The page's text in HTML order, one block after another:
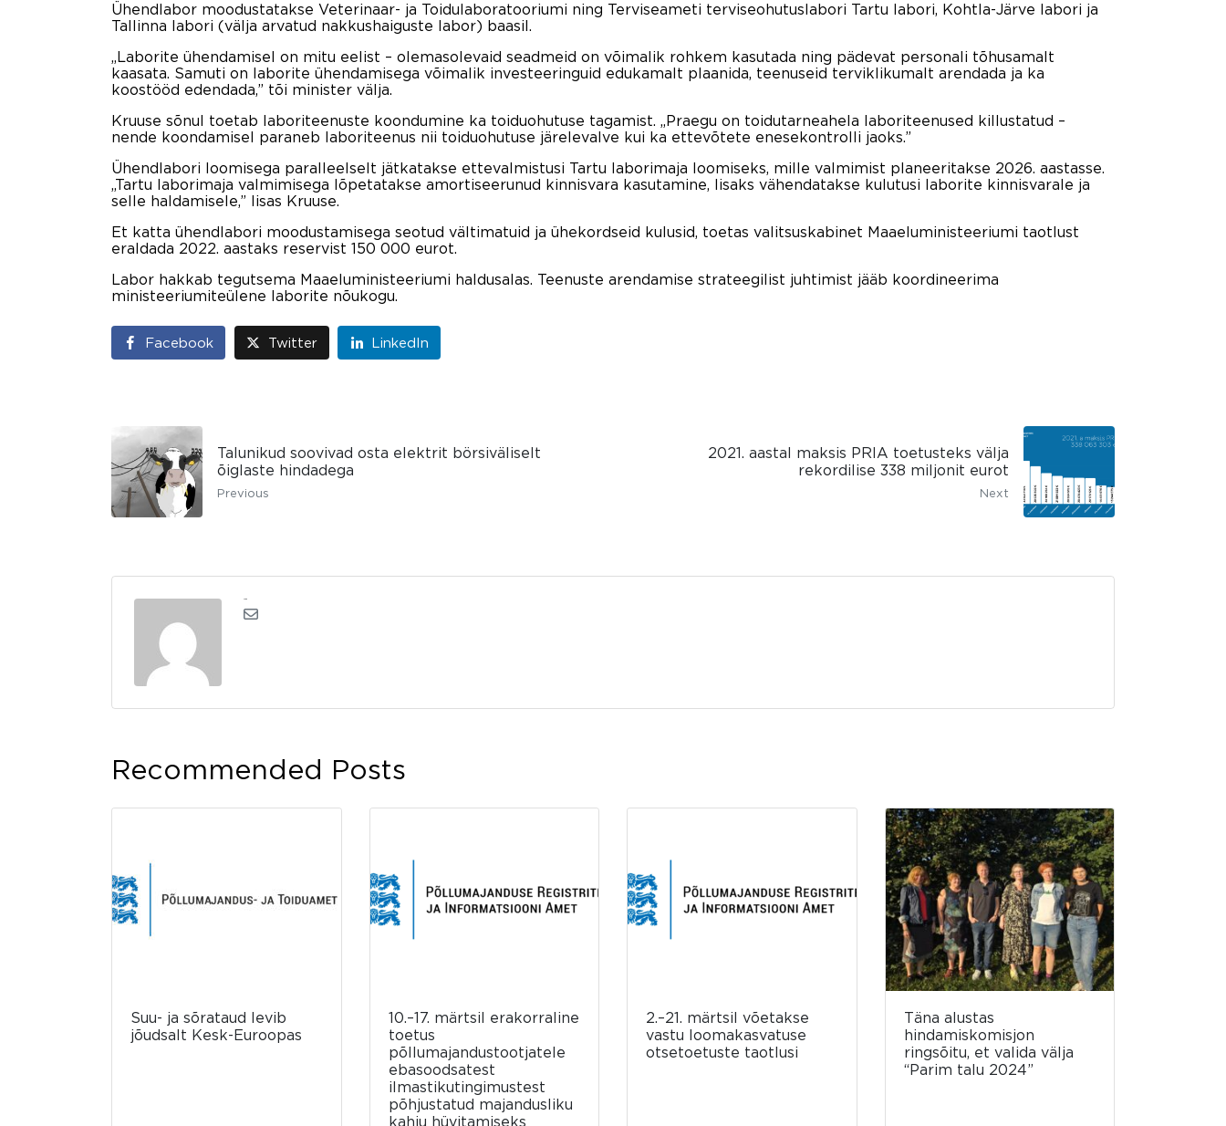
Ühendlabor moodustatakse Veterinaar- ja Toidulaboratooriumi ning Terviseameti terviseohutuslabori Tartu labori, Kohtla-Järve labori ja
Tallinna labori (välja arvatud nakkushaiguste labor) baasil.
„Laborite ühendamisel on mitu eelist – olemasolevaid seadmeid on võimalik rohkem kasutada ning pädevat personali tõhusamalt
kaasata. Samuti on laborite ühendamisega võimalik investeeringuid edukamalt plaanida, teenuseid terviklikumalt arendada ja ka
koostööd edendada,” tõi minister välja.
Kruuse sõnul toetab laboriteenuste koondumine ka toiduohutuse tagamist. „Praegu on toidutarneahela laboriteenused killustatud –
nende koondamisel paraneb laboriteenus nii toiduohutuse järelevalve kui ka ettevõtete enesekontrolli jaoks.”
Ühendlabori loomisega paralleelselt jätkatakse ettevalmistusi Tartu laborimaja loomiseks, mille valmimist planeeritakse 2026. aastasse.
„Tartu laborimaja valmimisega lõpetatakse amortiseerunud kinnisvara kasutamine, lisaks vähendatakse kulutusi laborite kinnisvarale ja
selle haldamisele,” lisas Kruuse.
Et katta ühendlabori moodustamisega seotud vältimatuid ja ühekordseid kulusid, toetas valitsuskabinet Maaeluministeeriumi taotlust
eraldada 2022. aastaks reservist 150 000 eurot.
Labor hakkab tegutsema Maaeluministeeriumi haldusalas. Teenuste arendamise strateegilist juhtimist jääb koordineerima
ministeeriumiteülene laborite nõukogu.
Facebook Twitter LinkedIn
Talunikud soovivad osta elektrit börsiväliselt
õiglaste hindadega
Previous
2021. aastal maksis PRIA toetusteks välja
rekordilise 338 miljonit eurot
Next
Recommended Posts
Suu- ja sõrataud levib
jõudsalt Kesk-Euroopas
10.–17. märtsil erakorraline
toetus
põllumajandustootjatele
ebasoodsatest
ilmastikutingimustest
põhjustatud majandusliku
kahju hüvitamiseks
2.–21. märtsil võetakse
vastu loomakasvatuse
otsetoetuste taotlusi
Täna alustas
hindamiskomisjon
ringsõitu, et valida välja
“Parim talu 2024”